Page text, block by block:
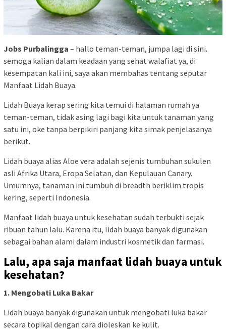
Jobs Purbalingga – hallo teman-teman, jumpa lagi di sini.
semoga kalian dalam keadaan yang sehat walafiat ya, di
kesempatan kali ini, saya akan membahas tentang seputar
Manfaat Lidah Buaya.
Lidah Buaya kerap sering kita temui di halaman rumah ya
teman-teman, tidak asing lagi bagi kita untuk tanaman yang
satu ini, oke tanpa berpikiri panjang kita simak penjelasanya
berikut.
Lidah buaya alias Aloe vera adalah sejenis tumbuhan sukulen
asli Afrika Utara, Eropa Selatan, dan Kepulauan Canary.
Umumnya, tanaman ini tumbuh di breadth beriklim tropis
kering, seperti Indonesia.
Manfaat lidah buaya untuk kesehatan sudah terbukti sejak
ribuan tahun lalu. Karena itu, lidah buaya banyak digunakan
sebagai bahan alami dalam industri kosmetik dan farmasi.
Lalu, apa saja manfaat lidah buaya untuk
kesehatan?
1. Mengobati Luka Bakar
Lidah buaya banyak digunakan untuk mengobati luka bakar
secara topikal dengan cara dioleskan ke kulit.